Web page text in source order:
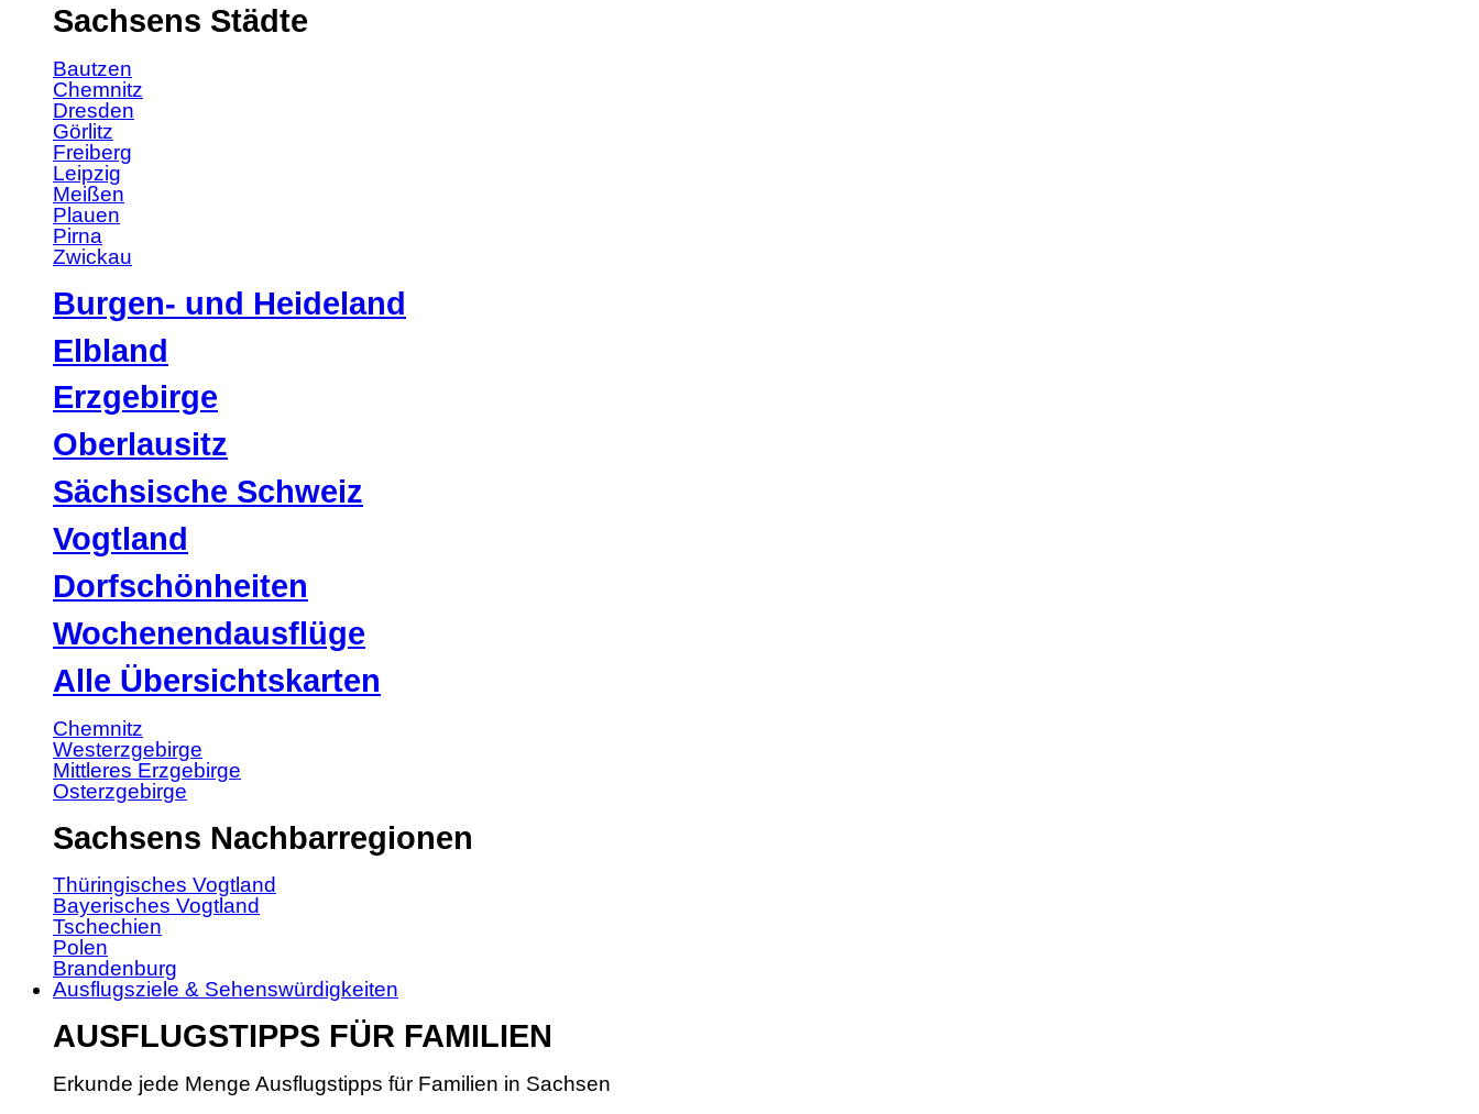
Sachsens Städte
Bautzen
Chemnitz
Dresden
Görlitz
Freiberg
Leipzig
Meißen
Plauen
Pirna
Zwickau
Burgen- und Heideland
Elbland
Erzgebirge
Oberlausitz
Sächsische Schweiz
Vogtland
Dorfschönheiten
Wochenendausflüge
Alle Übersichtskarten
Chemnitz
Westerzgebirge
Mittleres Erzgebirge
Osterzgebirge
Sachsens Nachbarregionen
Thüringisches Vogtland
Bayerisches Vogtland
Tschechien
Polen
Brandenburg
Ausflugsziele & Sehenswürdigkeiten
AUSFLUGSTIPPS FÜR FAMILIEN
Erkunde jede Menge Ausflugstipps für Familien in Sachsen